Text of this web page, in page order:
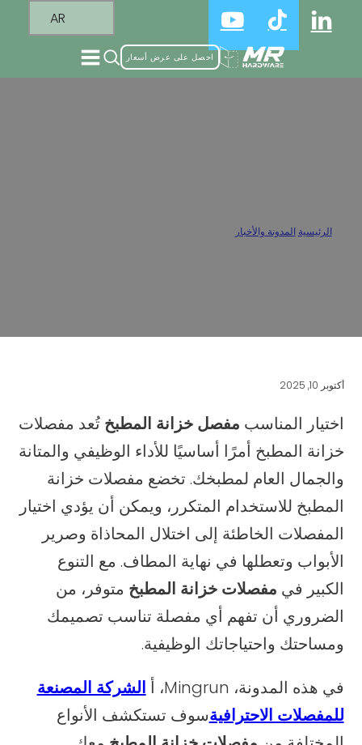
احصل على عرض أسعار
الرئيسية المدونة والأخبار
أكتوبر 10, 2025
اختيار المناسب مفصل خزانة المطبخ تُعد مفصلات
خزانة المطبخ أمرًا أساسيًا للأداء الوظيفي والمتانة
والجمال العام لمطبخك. تخضع مفصلات خزانة
المطبخ للاستخدام المتكرر، ويمكن أن يؤدي اختيار
المفصلات الخاطئة إلى اختلال المحاذاة وصرير
الأبواب وتعطلها في نهاية المطاف. مع التنوع
الكبير في مفصلات خزانة المطبخ متوفر، من
الضروري أن تفهم أي مفصلة تناسب تصميمك
ومساحتك واحتياجاتك الوظيفية.
في هذه المدونة، Mingrun، أ
الشركة المصنعة
للمفصلات الاحترافيةسوف تستكشف الأنواع